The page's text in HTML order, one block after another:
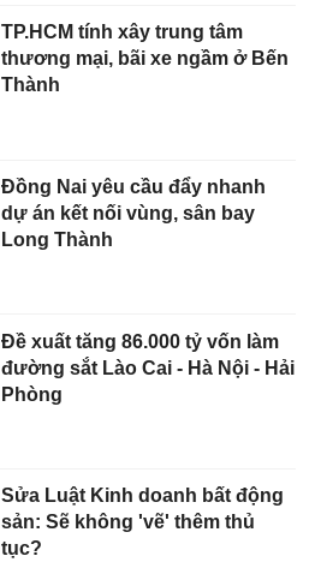
TP.HCM tính xây trung tâm
thương mại, bãi xe ngầm ở Bến
Thành
Đồng Nai yêu cầu đẩy nhanh
dự án kết nối vùng, sân bay
Long Thành
Đề xuất tăng 86.000 tỷ vốn làm
đường sắt Lào Cai - Hà Nội - Hải
Phòng
Sửa Luật Kinh doanh bất động
sản: Sẽ không 'vẽ' thêm thủ
tục?